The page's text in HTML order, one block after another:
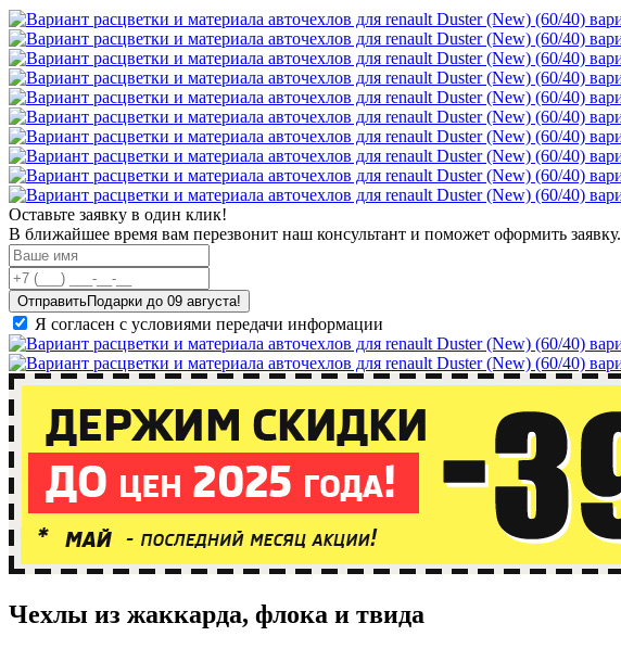
Оставьте заявку в один клик!
В ближайшее время вам перезвонит наш консультант и поможет оформить заявку.
Отправить
Я согласен с условиями передачи информации
Чехлы из жаккарда, флока и твида